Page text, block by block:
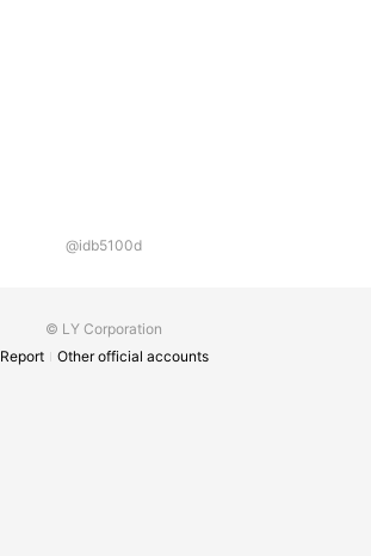
@idb5100d
© LY Corporation
Report
Other official accounts